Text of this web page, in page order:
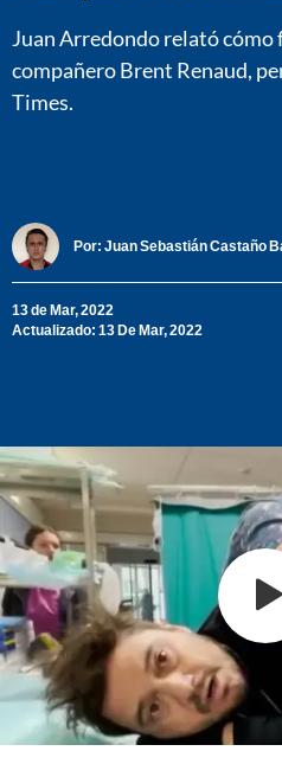
Juan Arredondo relató cómo
compañero Brent Renaud,
Times.
Por: Juan Sebastián Castaño
13 de Mar, 2022
Actualizado: 13 De Mar, 2022